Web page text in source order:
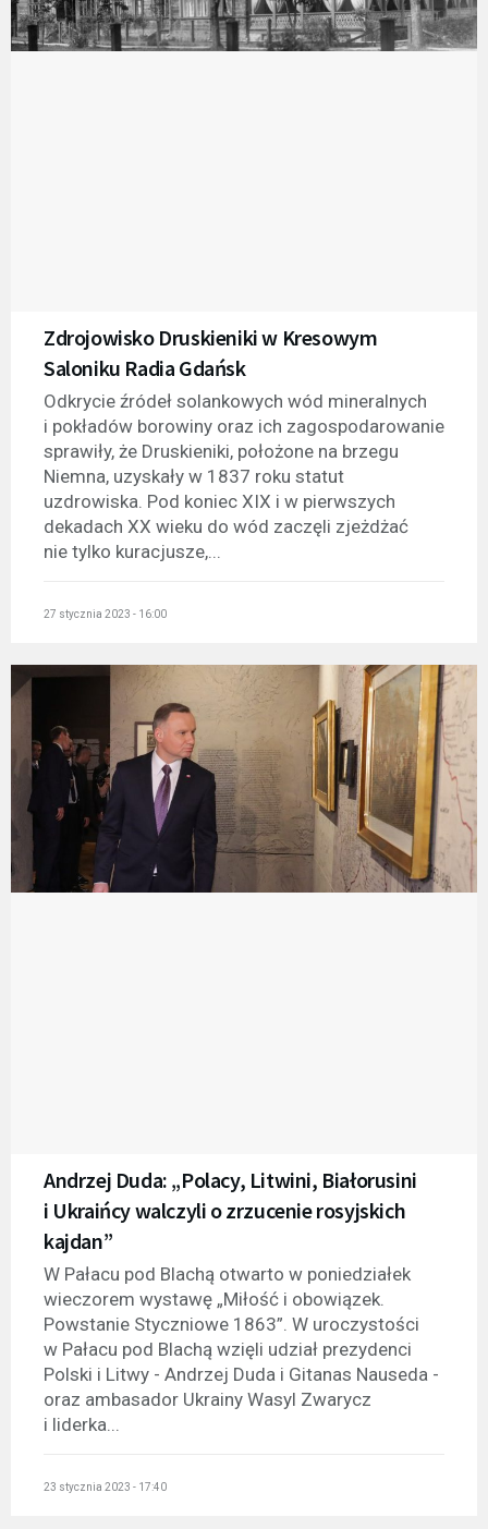
Zdrojowisko Druskieniki w Kresowym
Saloniku Radia Gdańsk
Odkrycie źródeł solankowych wód mineralnych
i pokładów borowiny oraz ich zagospodarowanie
sprawiły, że Druskieniki, położone na brzegu
Niemna, uzyskały w 1837 roku statut
uzdrowiska. Pod koniec XIX i w pierwszych
dekadach XX wieku do wód zaczęli zjeżdżać
nie tylko kuracjusze,...
27 stycznia 2023 - 16:00
Andrzej Duda: „Polacy, Litwini, Białorusini
i Ukraińcy walczyli o zrzucenie rosyjskich
kajdan”
W Pałacu pod Blachą otwarto w poniedziałek
wieczorem wystawę „Miłość i obowiązek.
Powstanie Styczniowe 1863”. W uroczystości
w Pałacu pod Blachą wzięli udział prezydenci
Polski i Litwy - Andrzej Duda i Gitanas Nauseda -
oraz ambasador Ukrainy Wasyl Zwarycz
i liderka...
23 stycznia 2023 - 17:40